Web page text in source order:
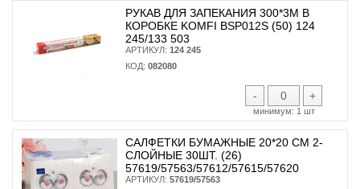
РУКАВ ДЛЯ ЗАПЕКАНИЯ 300*3М В
КОРОБКЕ KOMFI BSP012S (50) 124
245/133 503
АРТИКУЛ: 124 245
КОД: 082080
- +
минимум: 1 шт
САЛФЕТКИ БУМАЖНЫЕ 20*20 СМ 2-
СЛОЙНЫЕ 30ШТ. (26)
57619/57563/57612/57615/57620
АРТИКУЛ: 57619/57563